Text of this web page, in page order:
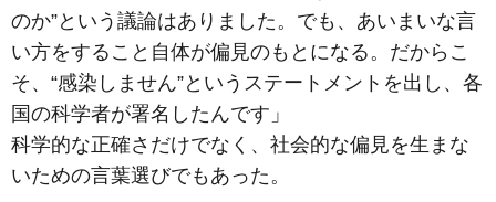
のか”という議論はありました。でも、あいまいな言
い方をすること自体が偏見のもとになる。だからこ
そ、“感染しません”というステートメントを出し、各
国の科学者が署名したんです」
科学的な正確さだけでなく、社会的な偏見を生まな
いための言葉選びでもあった。